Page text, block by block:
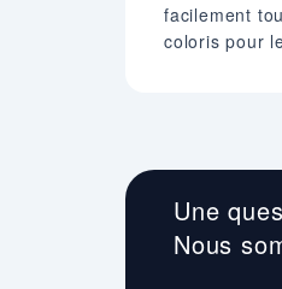
facilement
coloris pour
Une
Nous